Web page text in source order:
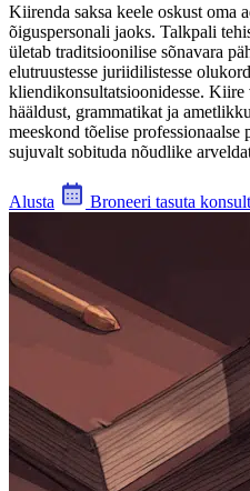
Kiirenda saksa keele oskust oma
õiguspersonali jaoks. Talkpali
ületab traditsioonilise sõnavara
elutruustesse juriidilistesse
kliendikonsultatsioonidesse. Kiire
hääldust, grammatikat ja
meeskond tõelise professionaalse
sujuvalt sobituda nõudlike
Alusta Broneeri tasuta